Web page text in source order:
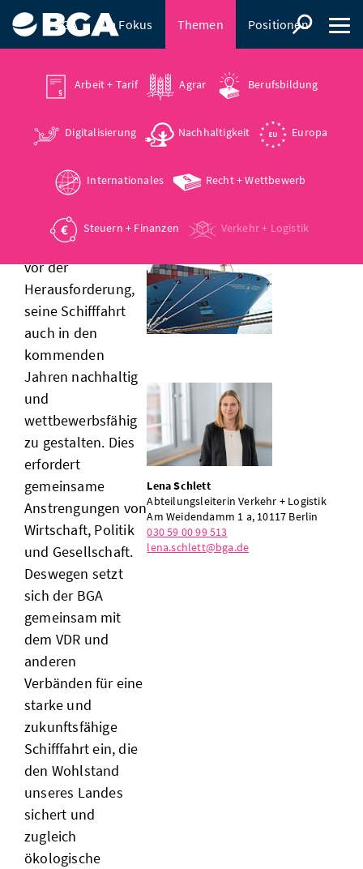
BGA Im Fokus Themen
Arbeit + Tarif Agrar Berufsbildung
Digitalisierung Nachhaltigkeit Europa
Internationales Recht + Wettbewerb
Steuern + Finanzen Verkehr + Logistik
Positionen
Presse
wie wird die schifffahrt
nachhaltig?
Deutschland steht
vor der
Herausforderung,
seine Schifffahrt
auch in den
kommenden
Jahren nachhaltig
und
wettbewerbsfähig
zu gestalten. Dies
erfordert
gemeinsame
Anstrengungen von
Wirtschaft, Politik
und Gesellschaft.
Deswegen setzt
sich der BGA
gemeinsam mit
dem VDR und
anderen
Verbänden für eine
starke und
zukunftsfähige
Schifffahrt ein, die
den Wohlstand
unseres Landes
sichert und
zugleich
ökologische
Lena Schlett
Abteilungsleiterin Verkehr + Logistik
Am Weidendamm 1 a, 10117 Berlin
030 59 00 99 513
lena.schlett@bga.de